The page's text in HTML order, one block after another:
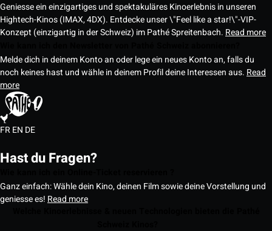
Geniesse ein einzigartiges und spektakuläres Kinoerlebnis in unseren
Hightech-Kinos (IMAX, 4DX). Entdecke unser \"Feel like a star!\"-VIP-
Konzept (einzigartig in der Schweiz) im Pathé Spreitenbach. Read more
Melde dich in deinem Konto an oder lege ein neues Konto an, falls du
noch keines hast und wähle in deinem Profil deine Interessen aus. Read
more
FREN DE
Hast du Fragen?
Ganz einfach: Wähle dein Kino, deinen Film sowie deine Vorstellung und
geniesse es! Read more